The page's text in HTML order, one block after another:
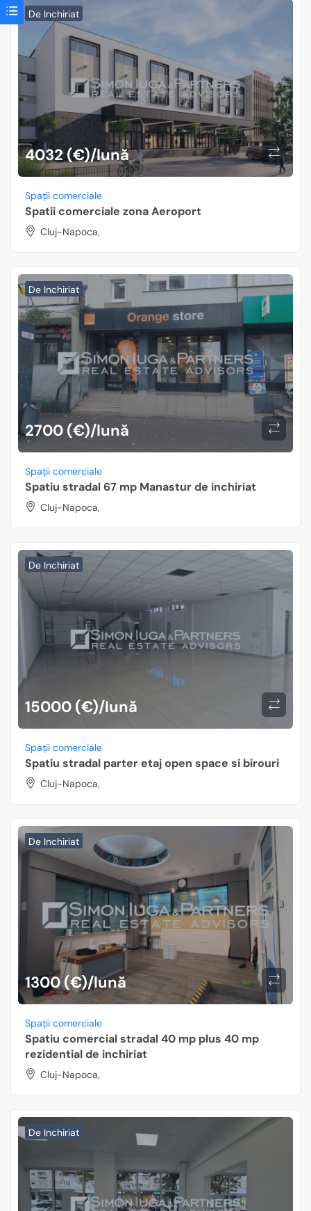
De Inchiriat
4032 (€)/lună
Spații comerciale
Spatii comerciale zona Aeroport
Cluj-Napoca,
De Inchiriat
2700 (€)/lună
Spații comerciale
Spatiu stradal 67 mp Manastur de inchiriat
Cluj-Napoca,
De Inchiriat
15000 (€)/lună
Spații comerciale
Spatiu stradal parter etaj open space si birouri
Cluj-Napoca,
De Inchiriat
1300 (€)/lună
Spații comerciale
Spatiu comercial stradal 40 mp plus 40 mp
rezidential de inchiriat
Cluj-Napoca,
De Inchiriat